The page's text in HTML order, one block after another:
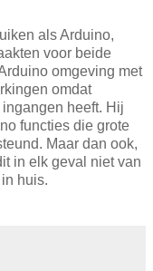
als Arduino,
voor beide
omgeving met
omdat
heeft. Hij
functies die grote
Maar dan ook,
in elk geval niet van
huis.